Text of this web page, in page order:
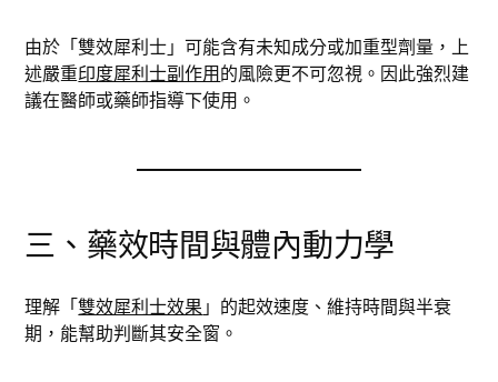
由於「雙效犀利士」可能含有未知成分或加重型劑量，上
述嚴重印度犀利士副作用的風險更不可忽視。因此強烈建
議在醫師或藥師指導下使用。
三、藥效時間與體內動力學
理解「雙效犀利士效果 」的起效速度、維持時間與半衰
期，能幫助判斷其安全窗。